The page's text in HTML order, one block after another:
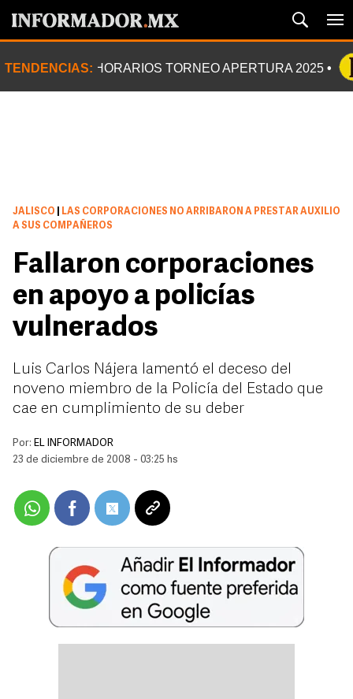
TENDENCIAS: HORARIOS TORNEO APERTURA 2025
JALISCO
LAS CORPORACIONES NO ARRIBARON A PRESTAR AUXILIO
A SUS COMPAÑEROS
Fallaron corporaciones
en apoyo a policías
vulnerados
Luis Carlos Nájera lamentó el deceso del
noveno miembro de la Policía del Estado que
cae en cumplimiento de su deber
Por: EL INFORMADOR
23 de diciembre de 2008 - 03:25 hs